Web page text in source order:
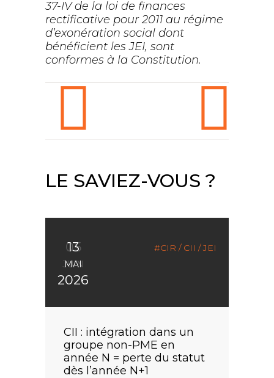
37-IV de la loi de finances
rectificative pour 2011 au régime
d’exonération social dont
bénéficient les JEI, sont
conformes à la Constitution.
LE SAVIEZ-VOUS ?
22
JUIN
2026
CIR / CII / JEI
CIR : dotations d’un
prototype ? ce n’est pas
une cause d’exclusion
05
JUIN
2026
CIR / CII / JEI
Remboursement
immédiat du CIR/CII : une
faculté, pas une obligation
13
MAI
2026
CIR / CII / JEI
CII : intégration dans un
groupe non-PME en
année N = perte du statut
dès l’année N+1